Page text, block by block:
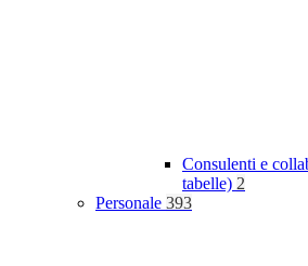
Consulenti e
tabelle) 2
Personale 393